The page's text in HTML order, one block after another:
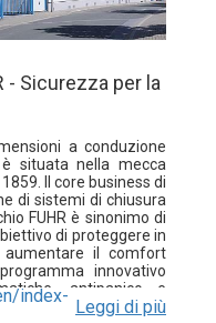
- Sicurezza per la
a conduzione
situata nella mecca
Il core business di
di sistemi di chiusura
FUHR è sinonimo di
di proteggere in
il comfort
innovativo
antipanico e
sta stabilendo nuovi
Leggi di più
index-